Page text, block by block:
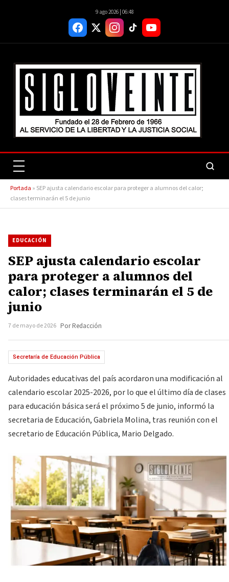
9 ago 2026 | 06:48
Portada » SEP ajusta calendario escolar para proteger a alumnos del calor;
clases terminarán el 5 de junio
EDUCACIÓN
SEP ajusta calendario escolar
para proteger a alumnos del
calor; clases terminarán el 5 de
junio
7 de mayo de 2026 Por Redacción
Secretaría de Educación Pública
Autoridades educativas del país acordaron una modificación al
calendario escolar 2025-2026, por lo que el último día de clases
para educación básica será el próximo 5 de junio, informó la
secretaria de Educación, Gabriela Molina, tras reunión con el
secretario de Educación Pública, Mario Delgado.